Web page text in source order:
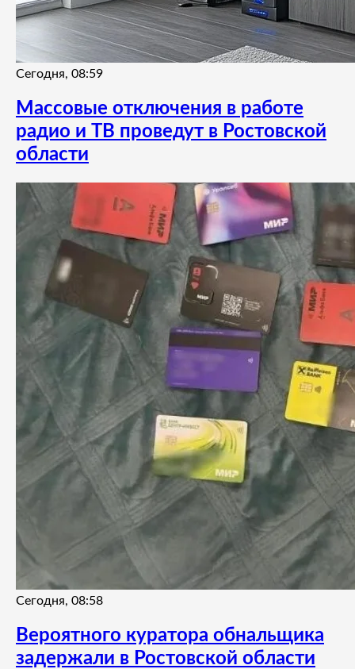
Сегодня, 08:59
Массовые отключения в работе
радио и ТВ проведут в Ростовской
области
Сегодня, 08:58
Вероятного куратора обнальщика
задержали в Ростовской области